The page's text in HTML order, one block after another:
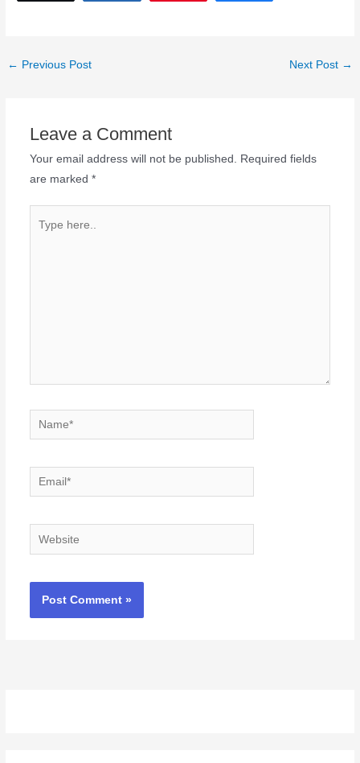
← Previous Post Next Post →
Leave a Comment
Your email address will not be published.
Required fields
are marked *
here..
Name*
Email*
Website